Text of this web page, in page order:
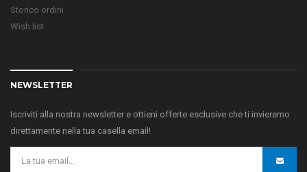
Storico ordini
Wish list
NEWSLETTER
Iscriviti alla nostra newsletter e ottieni offerte esclusive che ti invieremo
direttamente nella tua casella email!